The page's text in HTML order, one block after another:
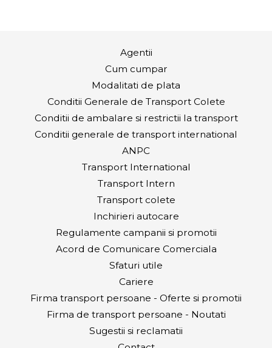
Agentii
Cum cumpar
Modalitati de plata
Conditii Generale de Transport Colete
Conditii de ambalare si restrictii la transport
Conditii generale de transport international
ANPC
Transport International
Transport Intern
Transport colete
Inchirieri autocare
Regulamente campanii si promotii
Acord de Comunicare Comerciala
Sfaturi utile
Cariere
Firma transport persoane - Oferte si promotii
Firma de transport persoane - Noutati
Sugestii si reclamatii